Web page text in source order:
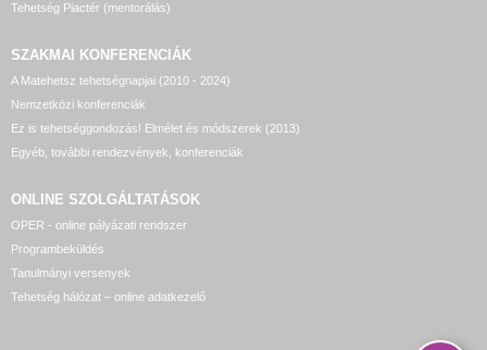
Tehetség Piactér (mentorálás)
SZAKMAI KONFERENCIÁK
A Matehetsz tehetségnapjai (2010 - 2024)
Nemzetközi konferenciák
Ez is tehetséggondozás! Elmélet és módszerek (2013)
Egyéb, további rendezvények, konferenciák
ONLINE SZOLGÁLTATÁSOK
OPER - online pályázati rendszer
Programbeküldés
Tanulmányi versenyek
Tehetség hálózat – online adatkezelő